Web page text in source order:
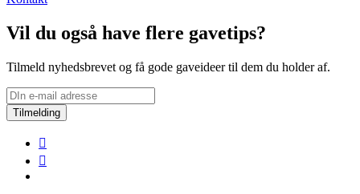
Vil du også have flere gavetips?
Tilmeld nyhedsbrevet og få gode gaveideer til dem du holder af.
Tilmelding